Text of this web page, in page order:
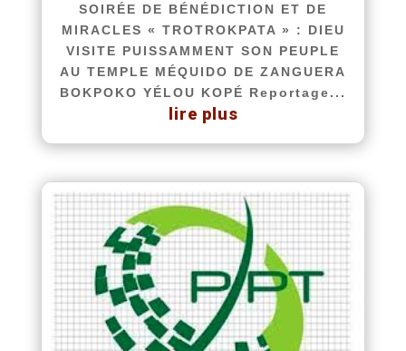
SOIRÉE DE BÉNÉDICTION ET DE
MIRACLES « TROTROKPATA » : DIEU
VISITE PUISSAMMENT SON PEUPLE
AU TEMPLE MÉQUIDO DE ZANGUERA
BOKPOKO YÉLOU KOPÉ Reportage...
lire plus